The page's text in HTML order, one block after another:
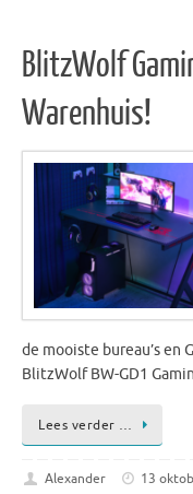
BlitzWolf
Warenhuis!
de mooiste bureau’s en
BlitzWolf BW-GD1
Lees verder …
Alexander 13